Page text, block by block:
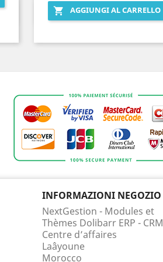
 AGGIUNGI AL CARRELLO
Anteprima
INFORMAZIONI NEGOZIO
NextGestion - Modules et
Thèmes Dolibarr ERP - CRM
Centre d’affaires
Laâyoune
Morocco